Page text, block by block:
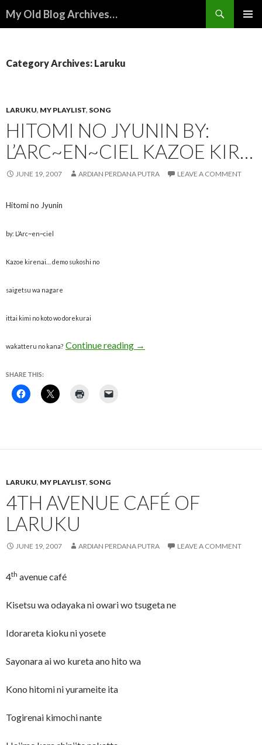
My Old Blog Archives…
Category Archives: Laruku
LARUKU, MY PLAYLIST, SONG
HITOMI NO JYUNIN BY:
L’ARC~EN~CIEL KAZOE KIR…
JUNE 19, 2007 ARDIAN PERDANA PUTRA LEAVE A COMMENT
Hitomi no Jyunin
by: L’Arc~en~ciel
Kazoe kirenai… demo sukoshi no
saigetsu wa nagare
ittai kimi no koto wo dorekurai
wakatteru no kana? Continue reading Hitomi no Jyunin by:
→
SHARE THIS:
LARUKU, MY PLAYLIST, SONG
4TH AVENUE CAFÉ OF
LARUKU
JUNE 19, 2007 ARDIAN PERDANA PUTRA LEAVE A COMMENT
4th avenuecafé
Kisetsu wa odayaka ni owari wo tsugeta ne
Idorareta kioku ni yosete
Sayonara ai wo kureta ano hito wa
Kono hitomi ni yurameite ita
Togirenai kimochi nante